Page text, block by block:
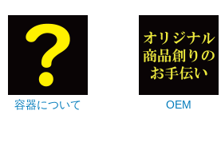
容器について OEM